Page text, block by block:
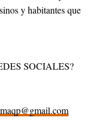
y habitantes que
SOCIALES?